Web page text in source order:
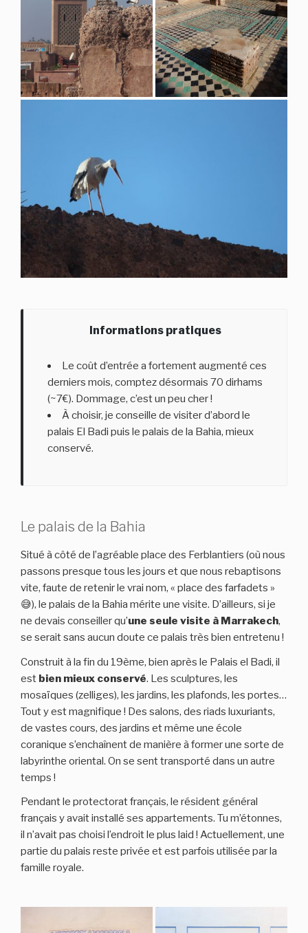
Informations pratiques
Le coût d’entrée a fortement augmenté ces
derniers mois, comptez désormais 70 dirhams
(~7€). Dommage, c’est un peu cher !
À choisir, je conseille de visiter d’abord le
palais El Badi puis le palais de la Bahia, mieux
conservé.
Le palais de la Bahia
Situé à côté de l’agréable place des Ferblantiers (où nous
passons presque tous les jours et que nous rebaptisons
vite, faute de retenir le vrai nom, « place des farfadets »
😅), le palais de la Bahia mérite une visite. D’ailleurs, si je
ne devais conseiller qu’une seule visite à Marrakech,
se serait sans aucun doute ce palais très bien entretenu !
Construit à la fin du 19ème, bien après le Palais el Badi, il
est bien mieux conservé. Les sculptures, les
mosaïques (zelliges), les jardins, les plafonds, les portes…
Tout y est magnifique ! Des salons, des riads luxuriants,
de vastes cours, des jardins et même une école
coranique s’enchaînent de manière à former une sorte de
labyrinthe oriental. On se sent transporté dans un autre
temps !
Pendant le protectorat français, le résident général
français y avait installé ses appartements. Tu m’étonnes,
il n’avait pas choisi l’endroit le plus laid ! Actuellement, une
partie du palais reste privée et est parfois utilisée par la
famille royale.